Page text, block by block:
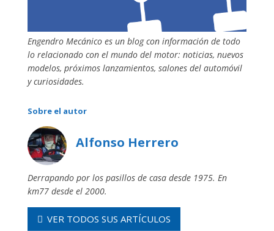
Engendro Mecánico es un blog con información de todo
lo relacionado con el mundo del motor: noticias, nuevos
modelos, próximos lanzamientos, salones del automóvil
y curiosidades.
Sobre el autor
Alfonso Herrero
Derrapando por los pasillos de casa desde 1975. En
km77 desde el 2000.
VER TODOS SUS ARTÍCULOS